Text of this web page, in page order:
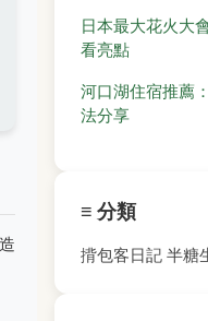
日本最大花火大
看亮點
河口湖住宿推薦
法分享
≡ 分類
揹包客日記 半糖